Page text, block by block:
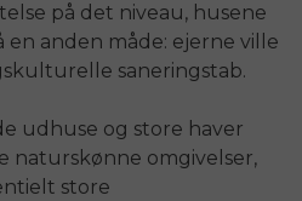
på det niveau, husene
anden måde: ejerne ville
saneringstab.
udhuse og store haver
naturskønne omgivelser,
store